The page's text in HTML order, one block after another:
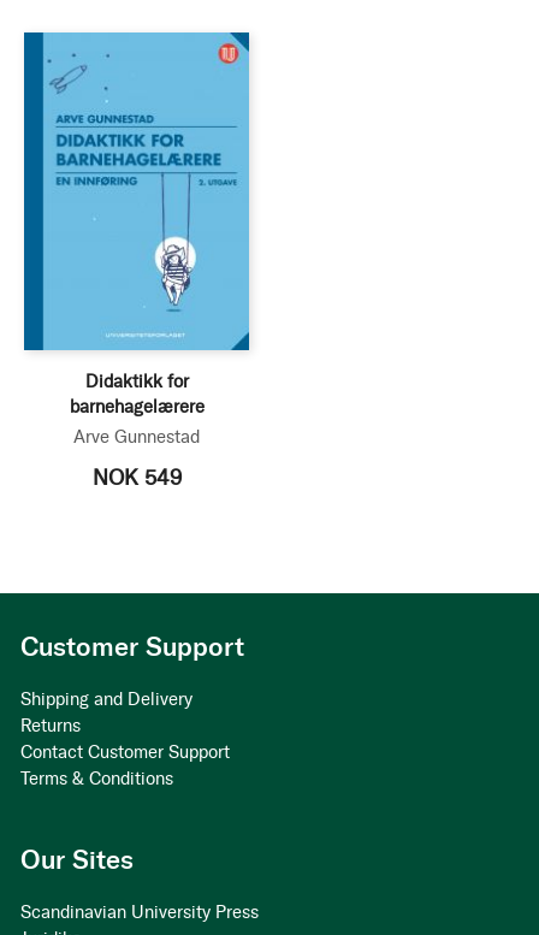
Didaktikk for
barnehagelærere
Arve Gunnestad
NOK 549
Customer Support
Shipping and Delivery
Returns
Contact Customer Support
Terms & Conditions
Our Sites
Scandinavian University Press